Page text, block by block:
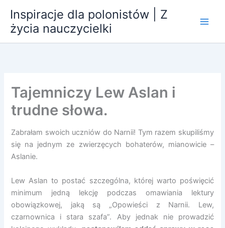
treści
Inspiracje dla polonistów | Z
życia nauczycielki
Tajemniczy Lew Aslan i
trudne słowa.
Zabrałam swoich uczniów do Narnii! Tym razem skupiliśmy
się na jednym ze zwierzęcych bohaterów, mianowicie –
Aslanie.
Lew Aslan to postać szczególna, której warto poświęcić
minimum jedną lekcję podczas omawiania lektury
obowiązkowej, jaką są „Opowieści z Narnii. Lew,
czarnownica i stara szafa”. Aby jednak nie prowadzić